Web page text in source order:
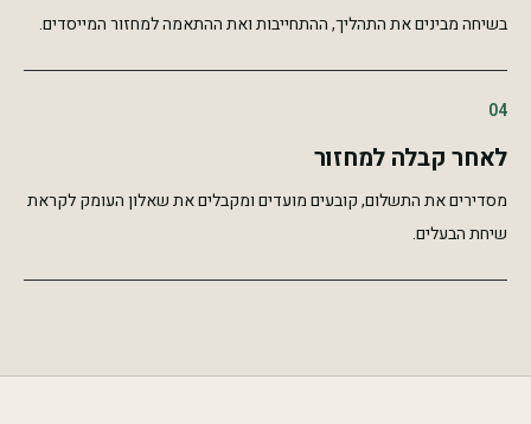
בשיחה מבינים את התהליך, ההתחייבות ואת ההתאמה למחזור המייסדים.
04
לאחר קבלה למחזור
מסדירים את התשלום, קובעים מועדים ומקבלים את שאלון העומק לקראת
שיחת הבעלים.